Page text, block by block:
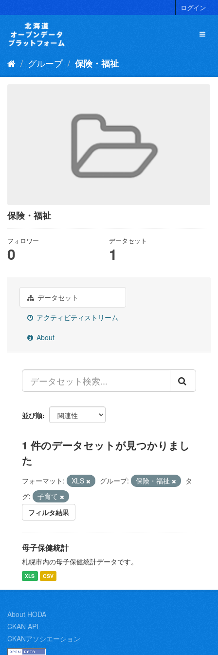
キ
ログイン
グループ 保険・福祉
保険・福祉
フォロワー
0
データセット
1
データセット
アクティビティストリーム
About
並び順
1 件のデータセットが見つかりまし
た
フォーマット: XLS グループ: 保険・福祉
タ
グ:
子育て
フィルタ結果
母子保健統計
札幌市内の母子保健統計データです。
XLS CSV
About HODA
CKAN API
CKANアソシエーション